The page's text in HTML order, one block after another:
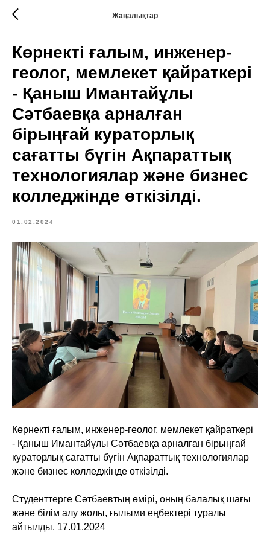
Жаңалықтар
Көрнекті ғалым, инженер-
геолог, мемлекет қайраткері
- Қаныш Имантайұлы
Сәтбаевқа арналған
бірыңғай кураторлық
сағатты бүгін Ақпараттық
технологиялар және бизнес
колледжінде өткізілді.
01.02.2024
Көрнекті ғалым, инженер-геолог, мемлекет қайраткері
- Қаныш Имантайұлы Сәтбаевқа арналған бірыңғай
кураторлық сағатты бүгін Ақпараттық технологиялар
және бизнес колледжінде өткізілді.
Студенттерге Сәтбаевтың өмірі, оның балалық шағы
және білім алу жолы, ғылыми еңбектері туралы
айтылды. 17.01.2024